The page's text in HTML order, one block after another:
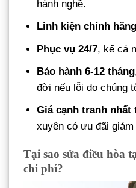
hành nghề.
Linh kiện chính hãng
Phục vụ 24/7, kể cả
Bảo hành 6-12 tháng
đời nếu lỗi do chúng
Giá cạnh tranh
xuyên có ưu đãi
Tại sao sửa điều hòa
chi phí?